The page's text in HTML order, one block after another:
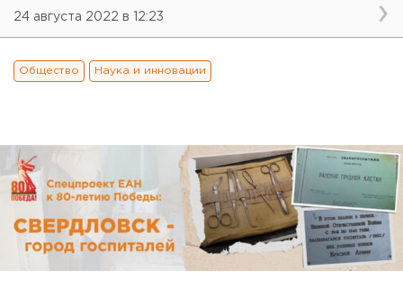
24 августа 2022 в 12:23
Общество Наука и инновации